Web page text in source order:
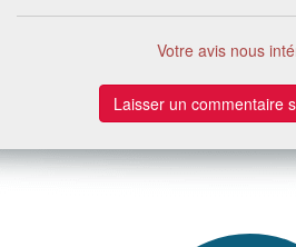
Votre avis nous
Laisser un commentaire